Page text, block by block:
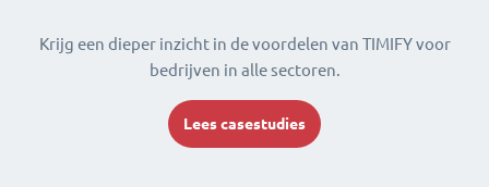
Krijg een dieper inzicht in de voordelen van TIMIFY voor
bedrijven in alle sectoren.
Lees casestudies